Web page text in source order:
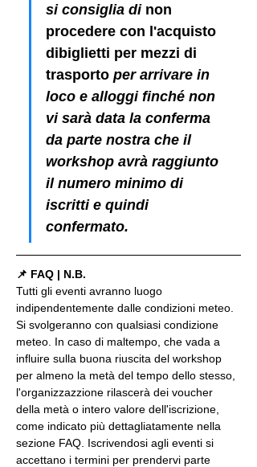
si consiglia di non
procedere con l'acquisto
dibiglietti per mezzi di
trasporto per arrivare in
loco e alloggi finché non
vi sarà data la conferma
da parte nostra che il
workshop avrà raggiunto
il numero minimo di
iscritti e quindi
confermato.
📌 FAQ | N.B.
Tutti gli eventi avranno luogo
indipendentemente dalle condizioni meteo.
Si svolgeranno con qualsiasi condizione
meteo. In caso di maltempo, che vada a
influire sulla buona riuscita del workshop
per almeno la metà del tempo dello stesso,
l'organizzazzione rilascerà dei voucher
della metà o intero valore dell'iscrizione,
come indicato più dettagliatamente nella
sezione FAQ. Iscrivendosi agli eventi si
accettano i termini per prendervi parte